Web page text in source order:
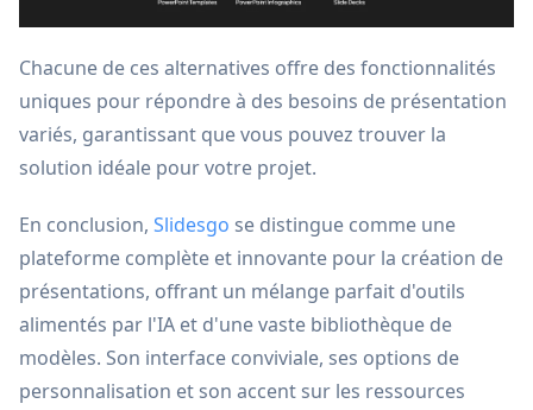
Chacune de ces alternatives offre des fonctionnalités
uniques pour répondre à des besoins de présentation
variés, garantissant que vous pouvez trouver la
solution idéale pour votre projet.
En conclusion, Slidesgo se distingue comme une
plateforme complète et innovante pour la création de
présentations, offrant un mélange parfait d'outils
alimentés par l'IA et d'une vaste bibliothèque de
modèles. Son interface conviviale, ses options de
personnalisation et son accent sur les ressources